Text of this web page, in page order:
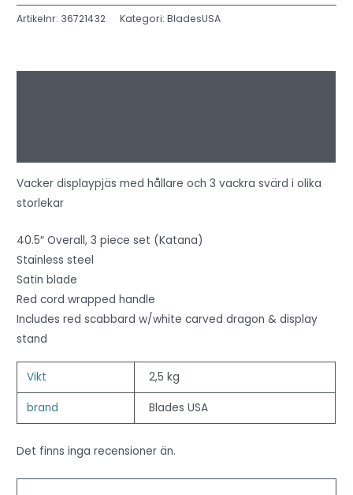
Artikelnr: 36721432 Kategori:BladesUSA
Vacker displaypjäs med hållare och 3 vackra svärd i olika
storlekar
40.5″ Overall, 3 piece set (Katana)
Stainless steel
Satin blade
Red cord wrapped handle
Includes red scabbard w/white carved dragon & display
stand
Vikt 2,5 kg
brand Blades USA
Det finns inga recensioner än.